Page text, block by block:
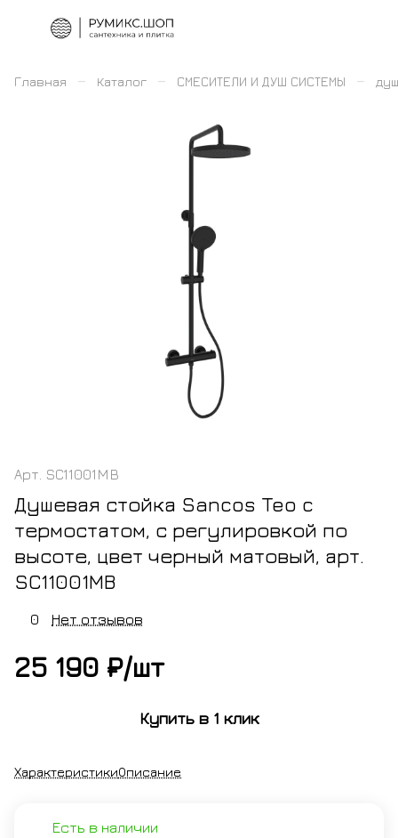
Главная – Каталог – СМЕСИТЕЛИ И ДУШ СИСТЕМЫ –
Арт. SC11001MB
Душевая стойка Sancos Teo c
термостатом, с регулировкой по
высоте, цвет черный матовый, арт.
SC11001MB
0 Нет отзывов
25 190 ₽/шт
Купить в 1 клик
ХарактеристикиОписание
Есть в наличии